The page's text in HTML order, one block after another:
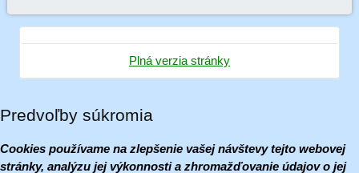
Plná verzia stránky
Predvoľby súkromia
Cookies používame na zlepšenie vašej návštevy tejto webovej
stránky, analýzu jej výkonnosti a zhromažďovanie údajov o jej